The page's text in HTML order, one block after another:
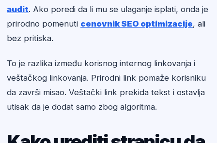
audit. Ako poredi da li mu se ulaganje isplati, onda je
prirodno pomenuti cenovnik SEO optimizacije, ali
bez pritiska.
To je razlika između korisnog internog linkovanja i
veštačkog linkovanja. Prirodni link pomaže korisniku
da završi misao. Veštački link prekida tekst i ostavlja
utisak da je dodat samo zbog algoritma.